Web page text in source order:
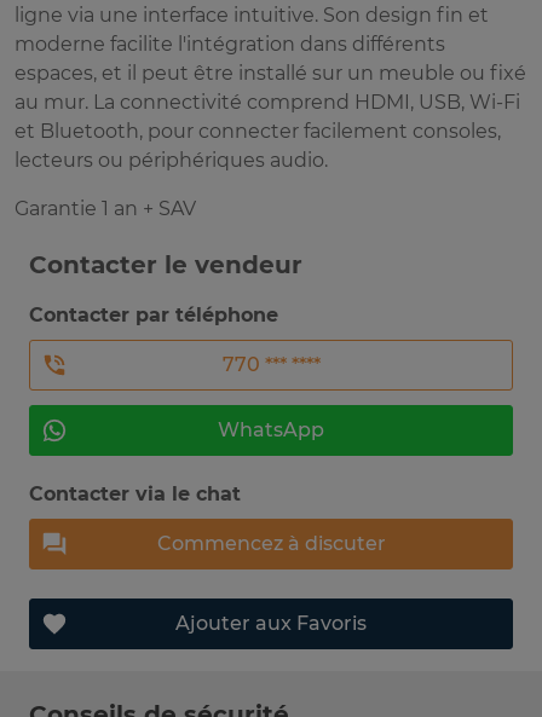
ligne via une interface intuitive. Son design fin et
moderne facilite l'intégration dans différents
espaces, et il peut être installé sur un meuble ou fixé
au mur. La connectivité comprend HDMI, USB, Wi-Fi
et Bluetooth, pour connecter facilement consoles,
lecteurs ou périphériques audio.
Garantie 1 an + SAV
Contacter le vendeur
Contacter par téléphone
770 *** ****
WhatsApp
Contacter via le chat
Commencez à discuter
Ajouter aux Favoris